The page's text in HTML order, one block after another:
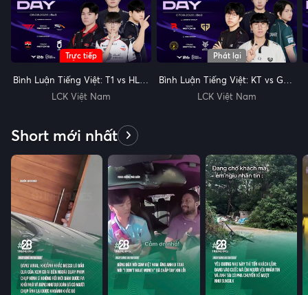
Trực tiếp
Bình Luận Tiếng Việt: T1 vs HLE l
NS vs DNS | LCK 2026
LCK Việt Nam
Phát lại
Bình Luận Tiếng Việt: KT vs GEN
l BFX vs BRO | LCK 2026
LCK Việt Nam
Short mới nhất